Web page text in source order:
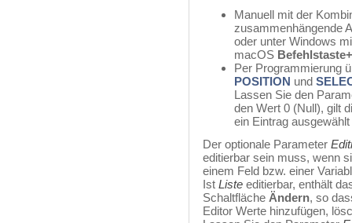
Manuell mit der
zusammenhängende
oder unter Windows
macOS
Per Programmierung
POSITION und
Lassen Sie den
den Wert 0 (Null), gilt
ein Eintrag
Der optionale Parameter
editierbar sein muss, wenn
einem Feld bzw. einer
Ist Liste editierbar, enthält
Schaltfläche Ändern, so
Editor Werte hinzufügen,